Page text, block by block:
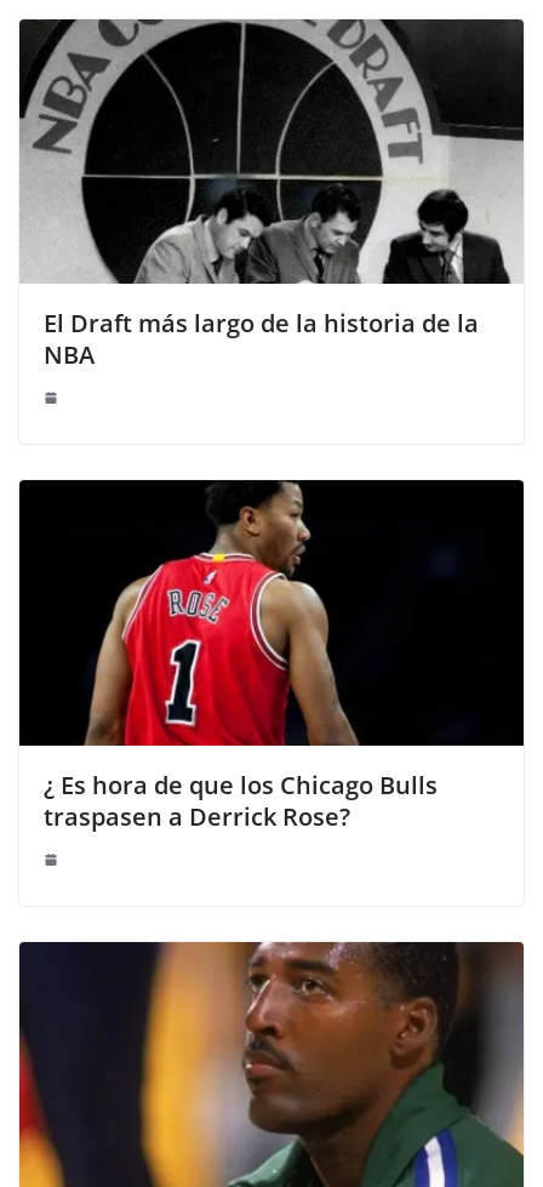
El Draft más largo de la historia de la
NBA
¿ Es hora de que los Chicago Bulls
traspasen a Derrick Rose?